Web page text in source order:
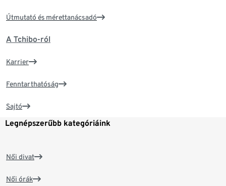
Útmutató és mérettanácsadó
A Tchibo-ról
Karrier
Fenntarthatóság
Sajtó
Legnépszerűbb kategóriáink
Női divat
Női órák